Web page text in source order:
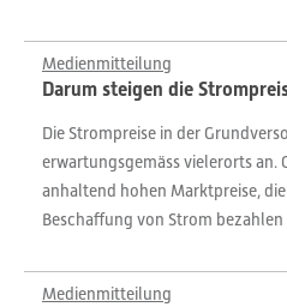
Medienmitteilung
Darum steigen die
Die Strompreise in der
erwartungsgemäss vielerorts an.
anhaltend hohen Marktpreise,
Beschaffung von Strom bezahlen
Medienmitteilung